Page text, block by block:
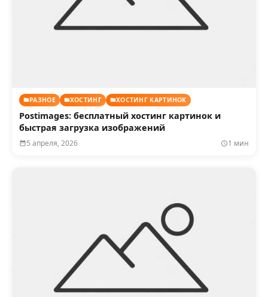
РАЗНОЕ ХОСТИНГ ХОСТИНГ КАРТИНОК
Postimages: бесплатный хостинг картинок и
быстрая загрузка изображений
5 апреля, 2026 1 мин